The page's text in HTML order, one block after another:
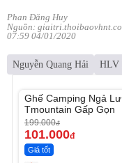
Phan Đăng Huy
Nguồn:
07:59 04/01/2020
Nguyễn Quang Hải HLV
-49%
Ghế Camping Ngả
Tmountain Gấp Gọn
199.000đ
101.000đ
Giá tốt